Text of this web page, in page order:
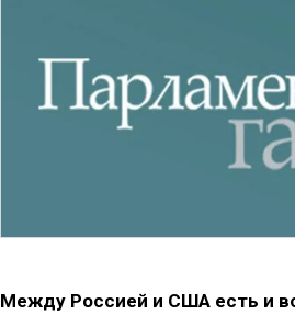
Между Россией и США есть и